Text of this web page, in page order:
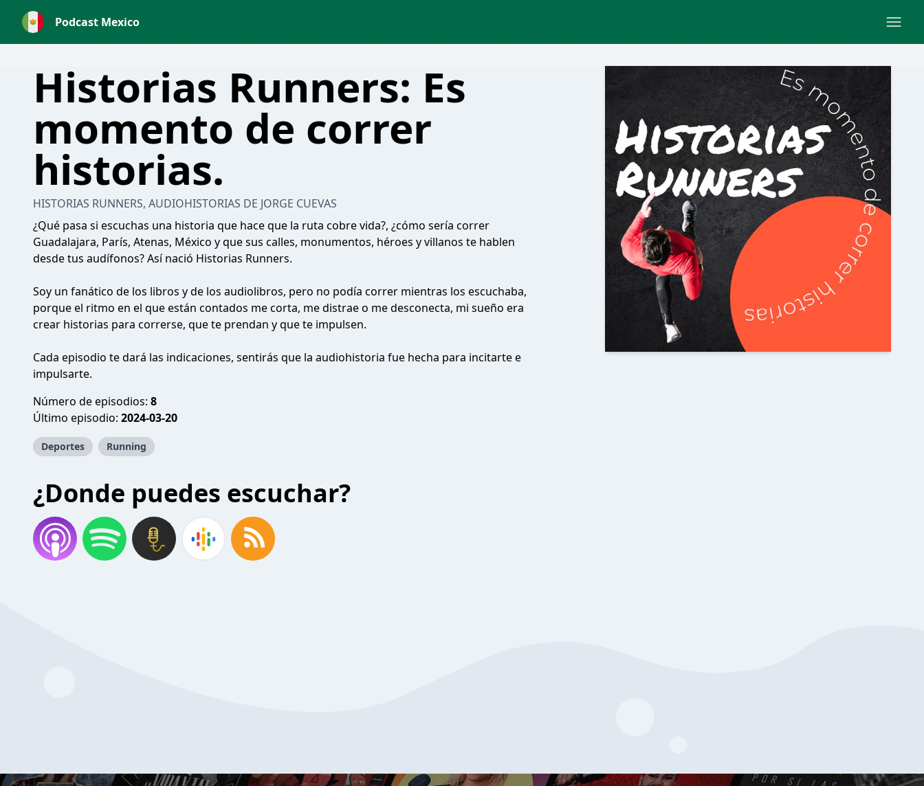
Podcast Mexico
Historias Runners: Es
momento de correr
historias.
HISTORIAS RUNNERS, AUDIOHISTORIAS DE JORGE CUEVAS
¿Qué pasa si escuchas una historia que hace que la ruta cobre vida?, ¿cómo sería correr
Guadalajara, París, Atenas, México y que sus calles, monumentos, héroes y villanos te hablen
desde tus audífonos? Así nació Historias Runners.
Soy un fanático de los libros y de los audiolibros, pero no podía correr mientras los escuchaba,
porque el ritmo en el que están contados me corta, me distrae o me desconecta, mi sueño era
crear historias para correrse, que te prendan y que te impulsen.
Cada episodio te dará las indicaciones, sentirás que la audiohistoria fue hecha para incitarte e
impulsarte.
Número de episodios: 8
Último episodio: 2024-03-20
Deportes Running
¿Donde puedes escuchar?